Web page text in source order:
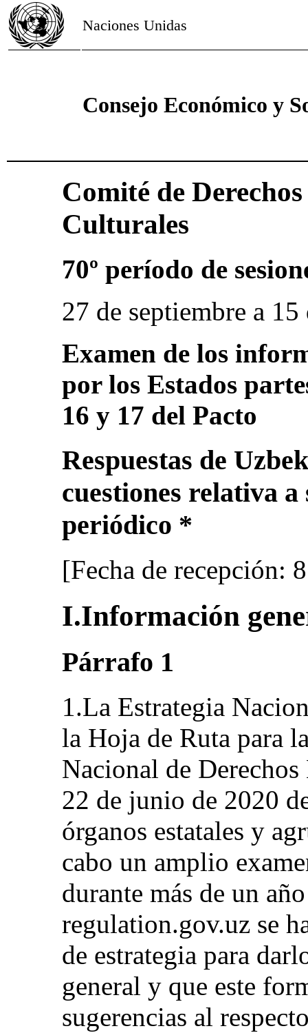
Naciones Unidas
Consejo Económico y
Comité de
Culturales
70º período de
27 de septiembre a
Examen de los
por los Estados
16 y 17 del Pacto
Respuestas de
cuestiones relativa
periódico *
[Fecha de recepción:
I.Información
Párrafo 1
1.La Estrategia
la Hoja de Ruta para
Nacional de
22 de junio de 2020
órganos estatales y
cabo un amplio
durante más de un
regulation.gov.uz se
de estrategia para
general y que este
sugerencias al